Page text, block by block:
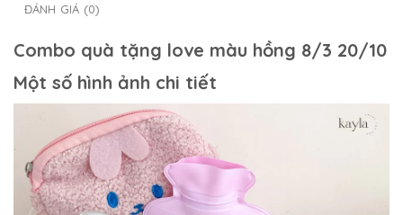
ĐÁNH GIÁ (0)
Combo quà tặng love màu hồng 8/3 20/10
Một số hình ảnh chi tiết